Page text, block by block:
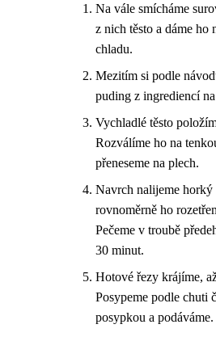
Na vále smícháme
z nich těsto a dáme ho
chladu.
Mezitím si podle
puding z ingrediencí
Vychladlé těsto
Rozválíme ho na
přeneseme na plech.
Navrch nalijeme horký
rovnoměrně ho
Pečeme v troubě
30 minut.
Hotové řezy krájíme,
Posypeme podle chuti
posypkou a podáváme.